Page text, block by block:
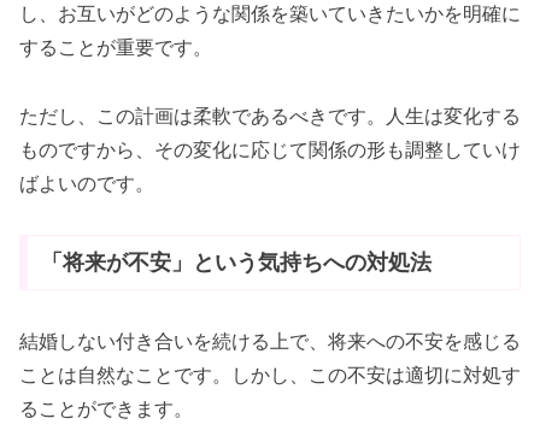
し、お互いがどのような関係を築いていきたいかを明確に
することが重要です。
ただし、この計画は柔軟であるべきです。人生は変化する
ものですから、その変化に応じて関係の形も調整していけ
ばよいのです。
「将来が不安」という気持ちへの対処法
結婚しない付き合いを続ける上で、将来への不安を感じる
ことは自然なことです。しかし、この不安は適切に対処す
ることができます。